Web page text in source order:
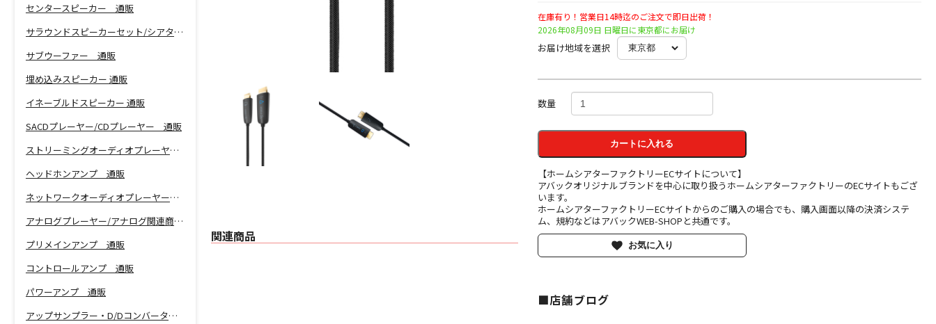
センタースピーカー 通販
サラウンドスピーカーセット/シアターバー 通販
サブウーファー 通販
埋め込みスピーカー 通販
イネーブルドスピーカー 通販
SACDプレーヤー/CDプレーヤー 通販
ストリーミングオーディオプレーヤー 通販
ヘッドホンアンプ 通販
ネットワークオーディオプレーヤー 通販
アナログプレーヤー/アナログ関連商品 通販
プリメインアンプ 通販
コントロールアンプ 通販
パワーアンプ 通販
アップサンプラー・D/Dコンバーター 通販
関連商品
在庫有り！営業日14時迄のご注文で即日出荷！
2026年08月09日 日曜日に東京都にお届け
お届け地域を選択
数量
カートに入れる
【ホームシアターファクトリーECサイトについて】
アバックオリジナルブランドを中心に取り扱うホームシアターファクトリーのECサイトもござ
います。
ホームシアターファクトリーECサイトからのご購入の場合でも、購入画面以降の決済システ
ム、規約などはアバックWEB-SHOPと共通です。
お気に入り
■店舗ブログ